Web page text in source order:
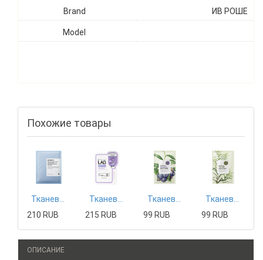
Brand ИВ РОШЕ
Model
Похожие товары
210 RUB
215 RUB
99 RUB
99 RUB
ОПИСАНИЕ